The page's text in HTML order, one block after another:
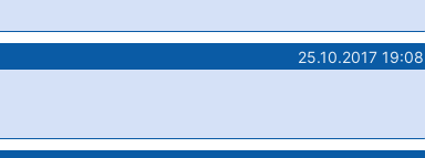
25.10.2017 19:08